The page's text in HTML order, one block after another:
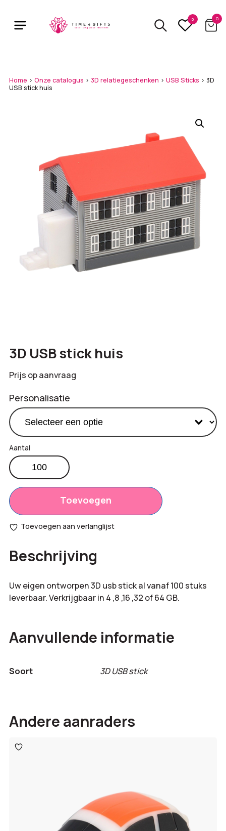
main
0 0
Home > Onze catalogus > 3D relatiegeschenken > USB Sticks > 3D
USB stick huis
3D USB stick huis
Prijs op aanvraag
Personalisatie
Totaal
opties:
€0,00
Bestelling
€0,00
3D
USB
stick
huis
aantal
Toevoegen
Toevoegen aan verlanglijst
Beschrijving
Uw eigen ontworpen 3D usb stick al vanaf 100 stuks
leverbaar. Verkrijgbaar in 4 ,8 ,16 ,32 of 64 GB.
Aanvullende informatie
Soort 3D USB stick
Andere aanraders
Toevoegen
aan